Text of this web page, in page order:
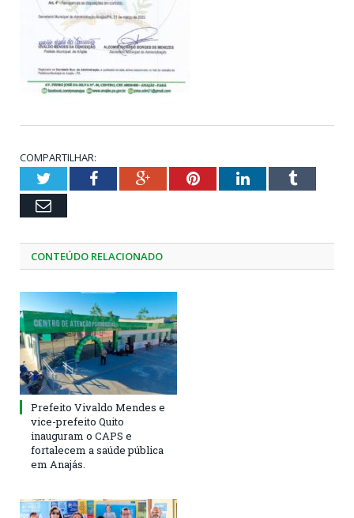
COMPARTILHAR:
TwitterFacebookGoogle+PinterestLinkedInTumblr
Email
CONTEÚDO RELACIONADO
Prefeito Vivaldo Mendes e
vice-prefeito Quito
inauguram o CAPS e
fortalecem a saúde pública
em Anajás.